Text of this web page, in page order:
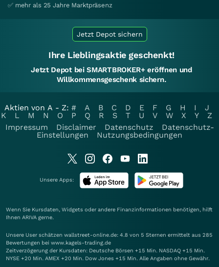
✅ mehr als 25 Jahre Marktpräsenz
Jetzt Depot sichern
Ihre Lieblingsaktie geschenkt!
Jetzt Depot bei SMARTBROKER+ eröffnen und
Willkommensgeschenk sichern.
Aktien von A - Z: # A B C D E F G H I
J
K
L M N O P Q R S T U V W X Y
Z
Impressum
Disclaimer Datenschutz
Datenschutz-
Einstellungen
Nutzungsbedingungen
Unsere Apps:
Wenn Sie Kursdaten, Widgets oder andere Finanzinformationen benötigen, hilft
Ihnen ARIVA gerne.
Unsere User schätzen wallstreet-online.de: 4.8 von 5 Sternen ermittelt aus 285
Bewertungen bei www.kagels-trading.de
Zeitverzögerung der Kursdaten: Deutsche Börsen +15 Min. NASDAQ +15 Min.
NYSE +20 Min. AMEX +20 Min. Dow Jones +15 Min. Alle Angaben ohne Gewähr.